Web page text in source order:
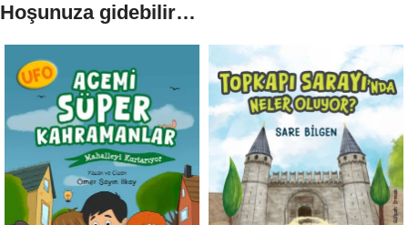
Hoşunuza gidebilir…